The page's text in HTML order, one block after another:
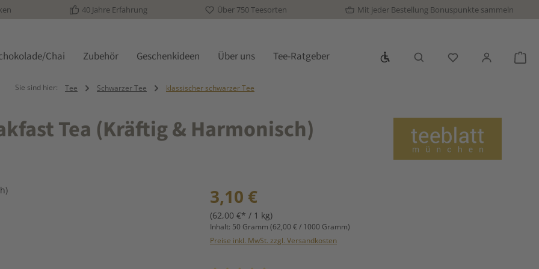
40 Jahre Erfahrung Über 750 Teesorten Mit jeder Bestellung Bonuspunkte sammeln
Chai Zubehör Geschenkideen Über uns Tee-Ratgeber Werkzeugleiste anzeigen
Du hast 0
Sie sind hier: Tee Schwarzer Tee klassischer schwarzer Tee
Tea (Kräftig & Harmonisch)
Regulärer Preis:
3,10 €
(62,00 €* / 1 kg)
Inhalt: 50 Gramm (62,00 € / 1000 Gramm)
Preise inkl. MwSt. zzgl. Versandkosten